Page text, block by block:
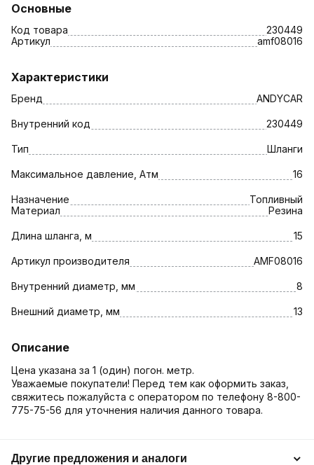
Основные
Код товара
230449
Артикул
amf08016
Характеристики
Бренд ANDYCAR
Внутренний код 230449
Тип Шланги
Максимальное давление, Атм 16
Назначение
Топливный
Материал
Резина
Длина шланга, м 15
Артикул производителя AMF08016
Внутренний диаметр, мм 8
Внешний диаметр, мм 13
Описание
Цена указана за 1 (один) погон. метр.
Уважаемые покупатели! Перед тем как оформить заказ,
свяжитесь пожалуйста с оператором по телефону 8-800-
775-75-56 для уточнения наличия данного товара.
Другие предложения и аналоги